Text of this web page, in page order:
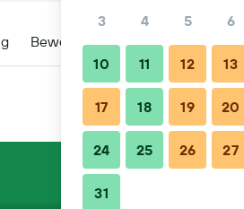
Bewertungen Lage Tipps &
3 4 5 6
10 11 12 13
17 18 19 20
24 25 26 27
31